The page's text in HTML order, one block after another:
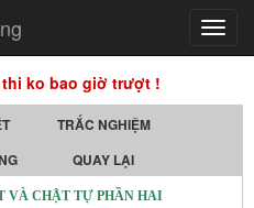
ko bao giờ trượt !
TRẮC NGHIỆM
QUAY LẠI
VÀ CHẬT TỰ PHẦN HAI